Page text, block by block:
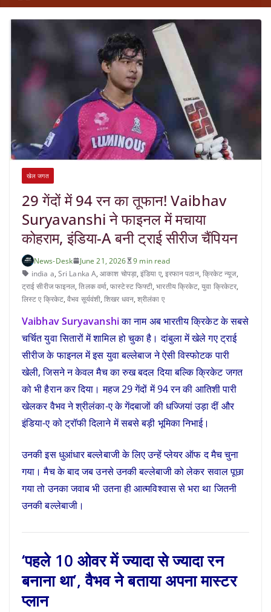
खेल जगत
29 गेंदों में 94 रन का तूफान! Vaibhav
Suryavanshi ने फाइनल में मचाया
कोहराम, इंडिया-A बनी ट्राई सीरीज चैंपियन
News-Desk June 21, 2026
9 min read
india a, Sri Lanka A,आकाश चोपड़ा,इंडिया ए, इरफान पठान, क्रिकेट न्यूज,
ट्राई सीरीज फाइनल,तिलक वर्मा,फास्टेस्ट फिफ्टी,भारतीय क्रिकेट,युवा क्रिकेटर,
लिस्ट ए क्रिकेट,वैभव सूर्यवंशी,शिखर धवन,श्रीलंका ए
Vaibhav Suryavanshiका नाम अब भारतीय क्रिकेट के सबसे
चर्चित युवा सितारों में शामिल हो चुका है। दांबुला में खेले गए ट्राई
सीरीज के फाइनल में इस युवा बल्लेबाज ने ऐसी विस्फोटक पारी
खेली, जिसने न केवल मैच का रुख बदल दिया बल्कि क्रिकेट जगत
को भी हैरान कर दिया। महज 29 गेंदों में 94 रन की आतिशी पारी
खेलकर वैभव ने श्रीलंका-ए के गेंदबाजों की धज्जियां उड़ा दीं और
इंडिया-ए को ट्रॉफी दिलाने में सबसे बड़ी भूमिका निभाई।
उनकी इस धुआंधार बल्लेबाजी के लिए उन्हें प्लेयर ऑफ द मैच चुना
गया। मैच के बाद जब उनसे उनकी बल्लेबाजी को लेकर सवाल पूछा
गया तो उनका जवाब भी उतना ही आत्मविश्वास से भरा था जितनी
उनकी बल्लेबाजी।
‘पहले 10 ओवर में ज्यादा से ज्यादा रन
बनाना था’, वैभव ने बताया अपना मास्टर
प्लान